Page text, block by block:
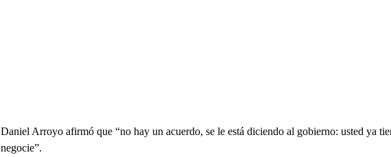
Daniel Arroyo afirmó que “no hay un acuerdo, se le está diciendo al gobierno: usted ya
negocie”.